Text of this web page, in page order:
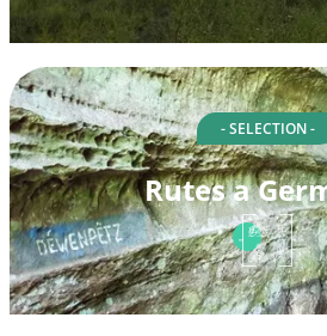
- SELECTION -
Rutes a